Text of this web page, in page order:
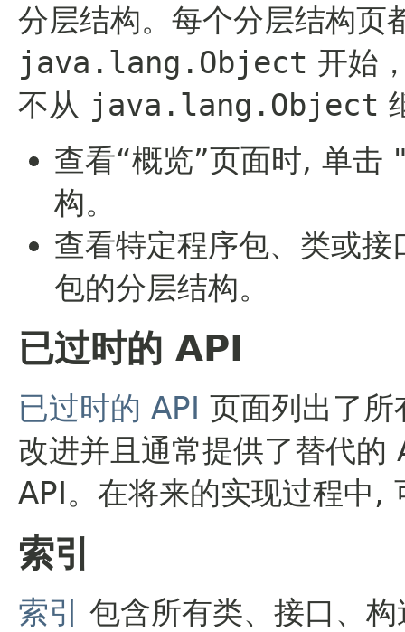
分层结构。每个分层结构页
java.lang.Object 开始
不从 java.lang.Object
查看“概览”页面时, 单击
构。
查看特定程序包、类或
包的分层结构。
已过时的 API
已过时的 API 页面列出了
改进并且通常提供了替代的
API。在将来的实现过程中,
索引
索引
包含所有类、接口、